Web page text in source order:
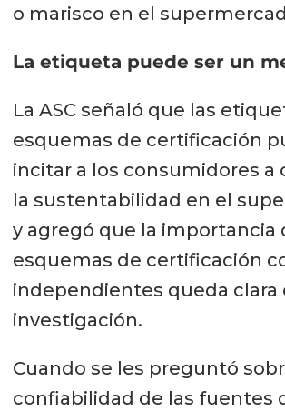
o marisco en el
La etiqueta puede ser un
La ASC señaló que las
esquemas de certificación
incitar a los consumidores a
la sustentabilidad en el
y agregó que la importancia
esquemas de certificación
independientes queda clara
investigación.
Cuando se les preguntó
confiabilidad de las fuentes